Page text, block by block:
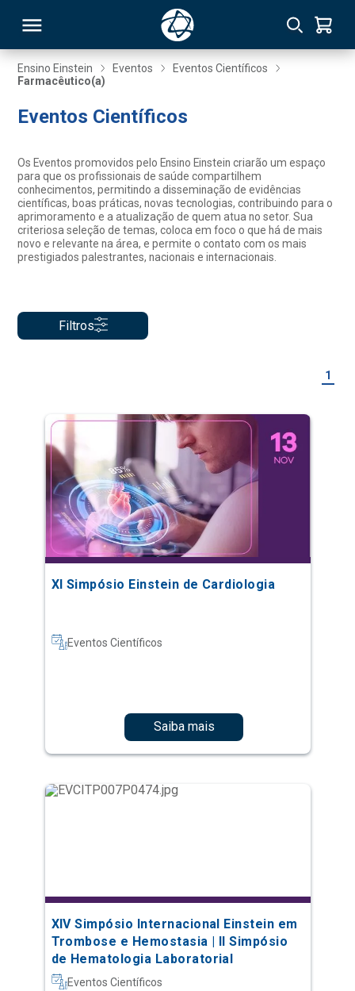
Ensino Einstein Eventos
Eventos Científicos
Farmacêutico(a)
Eventos Científicos
Os Eventos promovidos pelo Ensino Einstein criarão um espaço
para que os profissionais de saúde compartilhem
conhecimentos, permitindo a disseminação de evidências
científicas, boas práticas, novas tecnologias, contribuindo para o
aprimoramento e a atualização de quem atua no setor. Sua
criteriosa seleção de temas, coloca em foco o que há de mais
novo e relevante na área, e permite o contato com os mais
prestigiados palestrantes, nacionais e internacionais.
Filtros
1
XI Simpósio Einstein de Cardiologia
Eventos Científicos
Saiba mais
XIV Simpósio Internacional Einstein em
Trombose e Hemostasia | II Simpósio
de Hematologia Laboratorial
Eventos Científicos